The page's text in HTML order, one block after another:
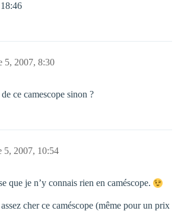
5, 2007, 8:30
ce camescope sinon ?
5, 2007, 10:54
que je n’y connais rien en caméscope.
cher ce caméscope (même pour un prix